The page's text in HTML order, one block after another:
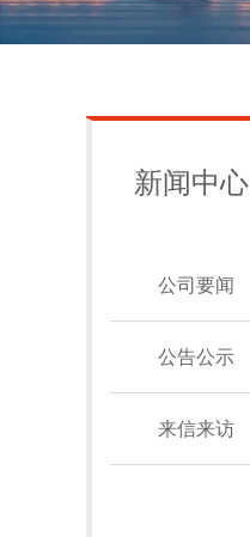
新闻中心
公司要闻
公告公示
来信来访